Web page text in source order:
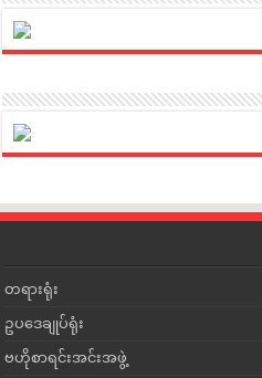
တရားရုံး
ဥပဒေချုပ်ရုံး
ဗဟိုစာရင်းအင်းအဖွဲ့